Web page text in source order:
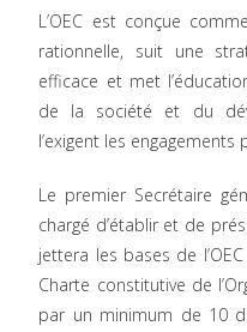
L’OEC est conçue
rationnelle, suit une
efficace et met
de la société et du
l’exigent les engagements
Le premier Secrétaire
chargé d’établir et de
jettera les bases de
Charte constitutive de
par un minimum de 10